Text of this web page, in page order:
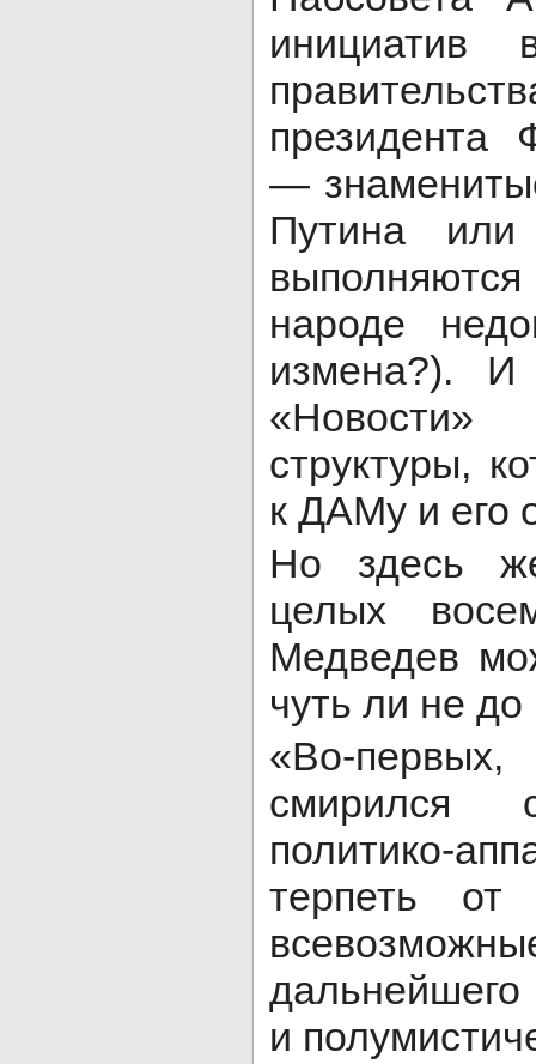
президента
—
Путина
народе
измена?).
структуры,
к ДАМу и его
Но здесь
целых
Медведев
чуть ли не до
«Во-
смирился
политико-
терпеть от
дальнейшего
и